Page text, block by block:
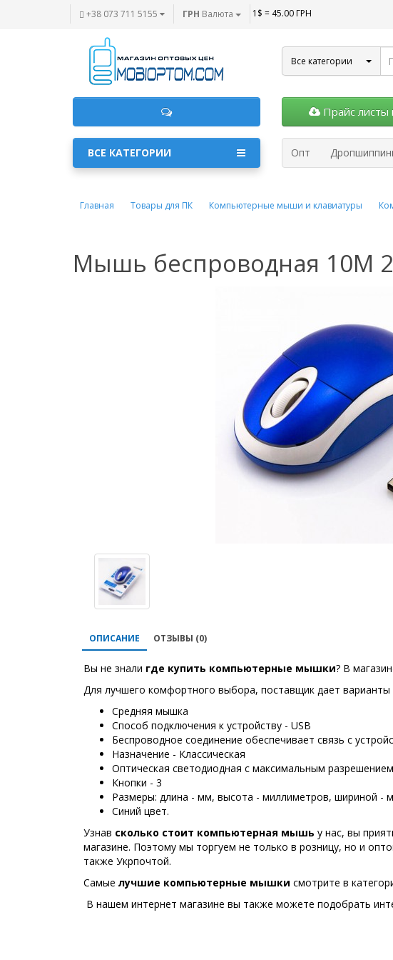
+38 073 711 5155 ГРН Валюта 1$ = 45.00 ГРН
Все категории
Прайс листы
Опт
ВСЕ КАТЕГОРИИ
Главная Товары для ПК Компьютерные мыши и клавиатуры
Мышь беспроводная 10M
ОПИСАНИЕ ОТЗЫВЫ (0)
Вы не знали где купить компьютерные мышки? В
Для лучшего комфортного выбора, поставщик дает варианты
Средняя мышка
Способ подключения к устройству - USB
Беспроводное соединение обеспечивает связь с
Назначение - Классическая
Оптическая светодиодная с максимальным
Кнопки - 3
Размеры: длина - мм, высота - миллиметров, шириной -
Синий цвет.
Узнав сколько стоит компьютерная мышь у нас, вы
магазине. Поэтому мы торгуем не только в розницу, но и
также Укрпочтой.
Самые лучшие компьютерные мышки смотрите в
В нашем интернет магазине вы также можете подобрать